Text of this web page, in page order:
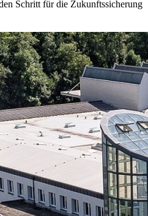
Schritt für die Zukunftssicherung